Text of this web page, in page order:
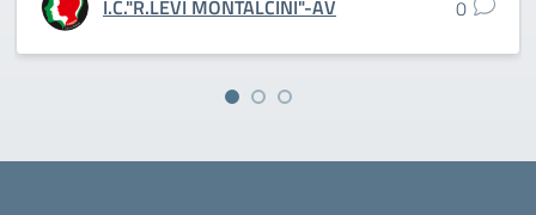
I.C."R.LEVI MONTALCINI"-AV 0